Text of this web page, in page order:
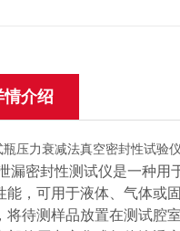
情介绍
密封性测试仪是一种用
能，可用于液体、气体或
将待测样品放置在测试腔